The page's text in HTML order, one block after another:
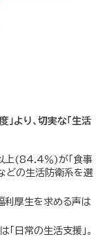
より、切実な「生活
以上(84.4％)が「食事
などの生活防衛系を選
利厚生を求める声は
日常の生活支援」。